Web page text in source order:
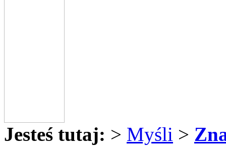
Jesteś tutaj: > Myśli >